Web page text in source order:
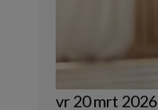
vr 20 mrt